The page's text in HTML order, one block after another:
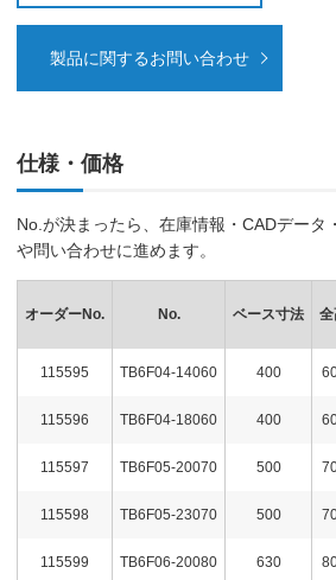
製品に関するお問い合わせ
仕様・価格
No.が決まったら、在庫情報・CADデータ
や問い合わせに進めます。
オーダーNo. No. ベース寸法
115595 TB6F04-14060 400
115596 TB6F04-18060 400
115597 TB6F05-20070 500
115598 TB6F05-23070 500
115599 TB6F06-20080 630